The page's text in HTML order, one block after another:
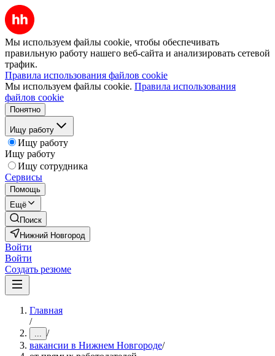
Мы используем файлы cookie, чтобы обеспечивать
правильную работу нашего веб-сайта и анализировать сетевой
трафик.
Правила использования файлов cookie
Мы используем файлы cookie. Правила использования
файлов cookie
Понятно
Ищу работу
Ищу работу
Ищу работу
Ищу сотрудника
Сервисы
Помощь
Ещё
Поиск
Нижний Новгород
Войти
Войти
Создать резюме
Главная
/
... /
вакансии в Нижнем Новгороде/